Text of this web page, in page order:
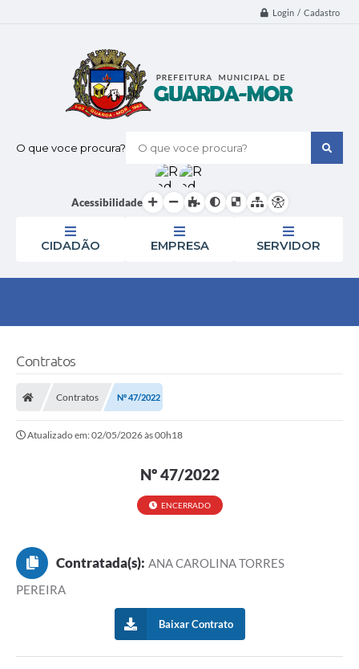
Login / Cadastro
O que voce procura?
Acessibilidade
CIDADÃO EMPRESA SERVIDOR
Contratos
Contratos Nº 47/2022
Atualizado em: 02/05/2026 às 00h18
Nº 47/2022
ENCERRADO
Contratada(s): ANA CAROLINA TORRES
PEREIRA
Baixar Contrato